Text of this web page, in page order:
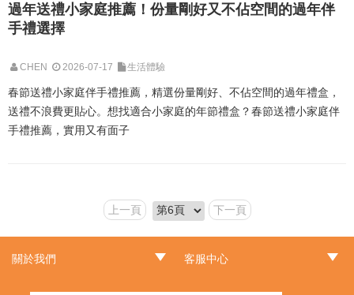
過年送禮小家庭推薦！份量剛好又不佔空間的過年伴
手禮選擇
CHEN 2026-07-17 生活體驗
春節送禮小家庭伴手禮推薦，精選份量剛好、不佔空間的過年禮盒，
送禮不浪費更貼心。想找適合小家庭的年節禮盒？春節送禮小家庭伴
手禮推薦，實用又有面子
上一頁 下一頁
關於我們 客服中心